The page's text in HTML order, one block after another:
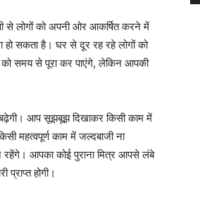
से लोगों को अपनी ओर आकर्षित करने में
सकता है। घर से दूर रह रहे लोगों को
समय से पूरा कर पाएंगे, लेकिन आपकी
आप सूझबूझ दिखाकर किसी काम में
महत्वपूर्ण काम में जल्दबाजी ना
रहेंगे। आपका कोई पुराना मित्र आपसे लंबे
होगी।